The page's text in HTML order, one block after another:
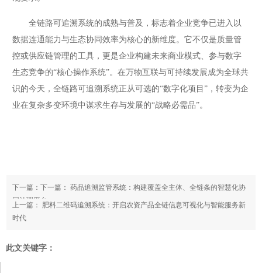
全链路可追溯系统的成熟与普及，标志着企业竞争已进入以
数据连通能力与生态协同效率为核心的新维度。它不仅是质量管
控或供应链管理的工具，更是企业构建未来商业模式、参与数字
生态竞争的“核心操作系统”。在万物互联与可持续发展成为全球共
识的今天，全链路可追溯系统正从可选的“数字化项目”，转变为企
业在复杂多变环境中谋求生存与发展的“战略必需品”。
下一篇：下一篇：药品追溯监管系统：构建覆盖全主体、全链条的智慧化协
同治理平台
上一篇： 肥料二维码追溯系统：开启农资产品全链信息可视化与智能服务新
时代
此文关键字：